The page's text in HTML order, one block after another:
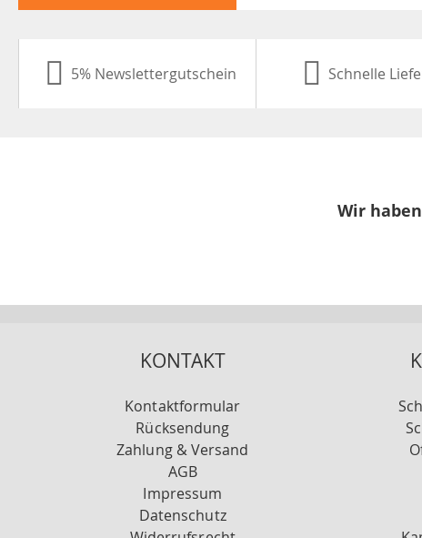
5% Newslettergutschein Schnelle
Wir
KONTAKT
Kontaktformular
Rücksendung
Zahlung & Versand
AGB
Impressum
Datenschutz